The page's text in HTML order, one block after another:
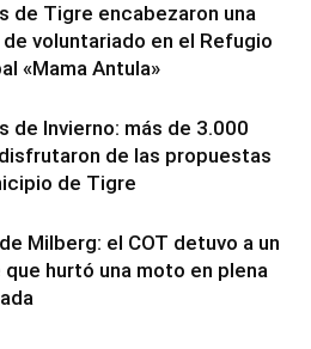
de Tigre encabezaron una
de voluntariado en el Refugio
«Mama Antula»
de Invierno: más de 3.000
de las propuestas
de Tigre
Milberg: el COT detuvo a un
que hurtó una moto en plena